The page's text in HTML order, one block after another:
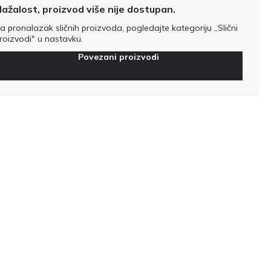
proizvod više nije dostupan.
pronalazak sličnih proizvoda, pogledajte kategoriju „Slični
u nastavku.
Povezani proizvodi